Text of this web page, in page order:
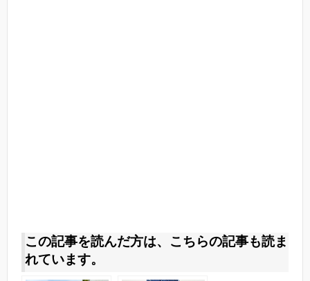
この記事を読んだ方は、こちらの記事も読ま
れています。